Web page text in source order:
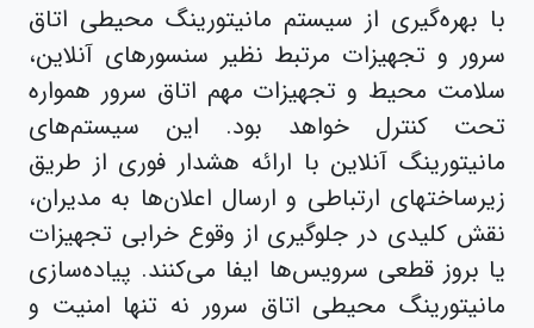
با بهره‌گیری از سیستم مانیتورینگ محیطی اتاق
سرور و تجهیزات مرتبط نظیر سنسورهای آنلاین،
سلامت محیط و تجهیزات مهم اتاق سرور همواره
تحت کنترل خواهد بود. این سیستم‌های
مانیتورینگ آنلاین با ارائه هشدار فوری از طریق
زیرساختهای ارتباطی و ارسال اعلان‌ها به مدیران،
نقش کلیدی در جلوگیری از وقوع خرابی تجهیزات
یا بروز قطعی سرویس‌ها ایفا می‌کنند. پیاده‌سازی
مانیتورینگ محیطی اتاق سرور نه تنها امنیت و